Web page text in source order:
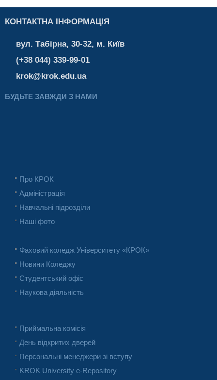
КОНТАКТНА ІНФОРМАЦІЯ
вул. Табірна, 30-32, м. Київ
(+38 044) 339-99-01
krok@krok.edu.ua
БУДЬТЕ ЗАВЖДИ З НАМИ
Про КРОК
Адміністрація
Навчальні підрозділи
Наші фото
Фаховий коледж Університету «КРОК»
Новини Коледжу
Студентський офіс
Наукова діяльність
Приймальна комісія
День відкритих дверей
Персональні менеджери зі вступу
KROK University e-Repository